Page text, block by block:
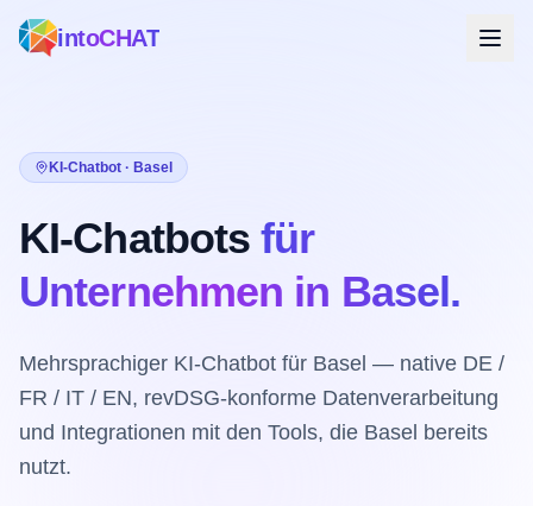
intoCHAT
KI-Chatbot · Basel
KI-Chatbots für
Unternehmen in Basel.
Mehrsprachiger KI-Chatbot für Basel — native DE /
FR / IT / EN, revDSG-konforme Datenverarbeitung
und Integrationen mit den Tools, die Basel bereits
nutzt.